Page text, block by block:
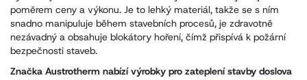
poměrem ceny a výkonu. Je to lehký materiál, takže se s ním
snadno manipuluje během stavebních procesů, je zdravotně
nezávadný a obsahuje blokátory hoření, čímž přispívá k požární
bezpečnosti staveb.
Značka Austrotherm nabízí výrobky pro zateplení stavby doslova